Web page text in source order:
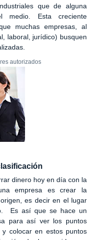
que de alguna
medio. Esta creciente
muchas empresas, al
laboral, jurídico) busquen
autorizados
dinero hoy en día con la
empresa es crear la
es decir en el lugar
Es así que se hace un
para así ver los puntos
colocar en estos puntos